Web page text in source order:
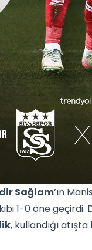
Sağlam’ın
1-0 öne geçirdi.
, kullandığı